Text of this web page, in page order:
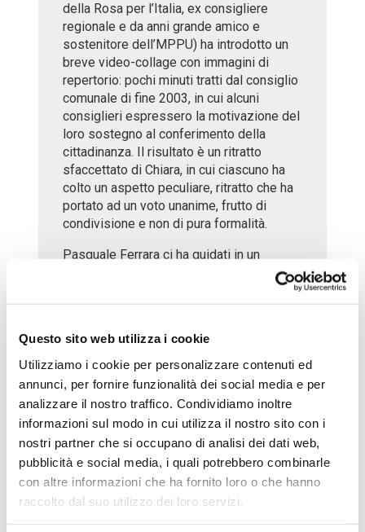
Questo sito web utilizza i cookie
Utilizziamo i cookie per personalizzare contenuti ed
annunci, per fornire funzionalità dei social media e per
analizzare il nostro traffico. Condividiamo inoltre
informazioni sul modo in cui utilizza il nostro sito con i
nostri partner che si occupano di analisi dei dati web,
pubblicità e social media, i quali potrebbero combinarle
con altre informazioni che ha fornito loro o che hanno
raccolto dal suo utilizzo dei loro servizi.
della Rosa per l’Italia, ex consigliere
regionale e da anni grande amico e
sostenitore dell’MPPU) ha introdotto un
breve video-collage con immagini di
repertorio: pochi minuti tratti dal consiglio
comunale di fine 2003, in cui alcuni
consiglieri espressero la motivazione del
loro sostegno al conferimento della
cittadinanza. Il risultato è un ritratto
sfaccettato di Chiara, in cui ciascuno ha
colto un aspetto peculiare, ritratto che ha
portato ad un voto unanime, frutto di
condivisione e non di pura formalità.
Pasquale Ferrara ci ha guidati in un
approfondimento sul tema, pennellando i
(l’amore degli amori, l’unità nella diversità,
riflessione è poi giunta al punto dove il
pensiero di Chiara interpella tutti, anche i
semplici cittadini che non svolgono
politica attiva: esiste una divisione tra la
nostra dimensione spirituale e la nostra
i due aspetti, uno interiore e uno agito,
che caratterizzano la nostra vita se essa
è improntata veramente alla fraternità? La
risposta ci è stata data sotto forma di
meditazione: il pensiero politico di Chiara